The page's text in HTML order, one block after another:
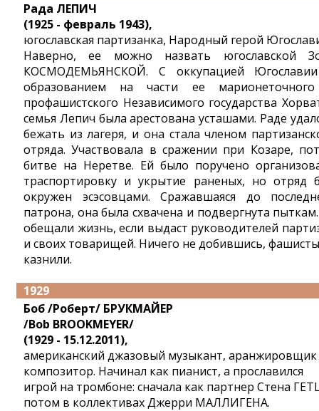
Рада ЛЕПИЧ
(1925 - февраль 1943),
югославская партизанка, Народный герой
Наверно, ее можно назвать югославской
КОСМОДЕМЬЯНСКОЙ. С оккупацией
образованием на части ее
профашистского Независимого государства
семья Лепич была арестована усташами. Раде
бежать из лагеря, и она стала членом
отряда. Участвовала в сражении при Козаре,
битве на Неретве. Ей было поручено
траспортировку и укрытие раненых, но отряд
окружен эсэсовцами. Сражавшаяся до
патрона, она была схвачена и подвергнута
обещали жизнь, если выдаст руководителей
и своих товарищей. Ничего не добившись,
казнили.
1929
Боб /Роберт/ БРУКМАЙЕР
/Bob BROOKMEYER/
(1929 - 15.12.2011),
американский джазовый музыкант,
композитор. Начинал как пианист, а прославился
игрой на тромбоне: сначала как партнер Стена
потом в коллективах Джерри МАЛЛИГЕНА.